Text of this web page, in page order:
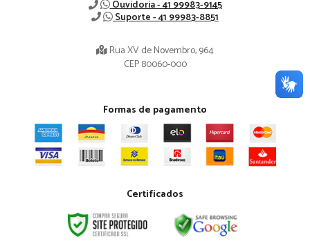
Ouvidoria - 41 99983-9145
Suporte - 41 99983-8851
Rua XV de Novembro, 964
CEP 80060-000
Formas de pagamento
Certificados